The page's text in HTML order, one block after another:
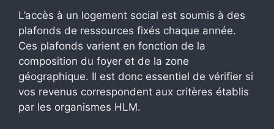
L’accès à un logement social est soumis à des
plafonds de ressources fixés chaque année.
Ces plafonds varient en fonction de la
composition du foyer et de la zone
géographique. Il est donc essentiel de vérifier si
vos revenus correspondent aux critères établis
par les organismes HLM.